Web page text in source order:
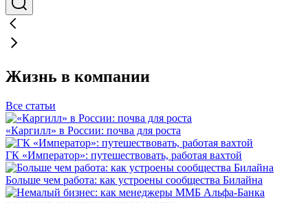
Жизнь в компании
Все статьи
«Каргилл» в России: почва для роста
ГК «Император»: путешествовать, работая вахтой
Больше чем работа: как устроены сообщества Билайна